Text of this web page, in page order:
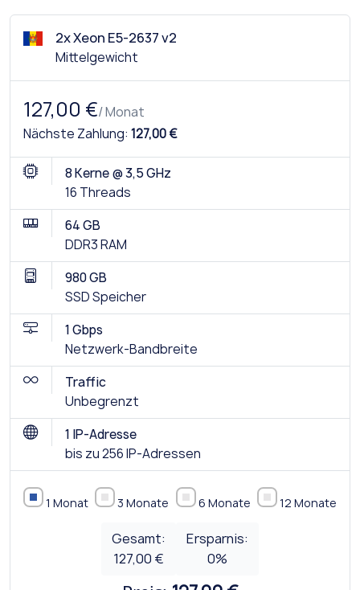
2x Xeon E5-2637 v2
Mittelgewicht
127,00 €/ Monat
Nächste Zahlung: 127,00 €
8 Kerne @ 3,5 GHz
16 Threads
64 GB
DDR3 RAM
980 GB
SSD Speicher
1 Gbps
Netzwerk-Bandbreite
Traffic
Unbegrenzt
1 IP-Adresse
bis zu 256 IP-Adressen
1 Monat 3 Monate 6 Monate 12 Monate
Gesamt:
127,00 €
Ersparnis:
0%